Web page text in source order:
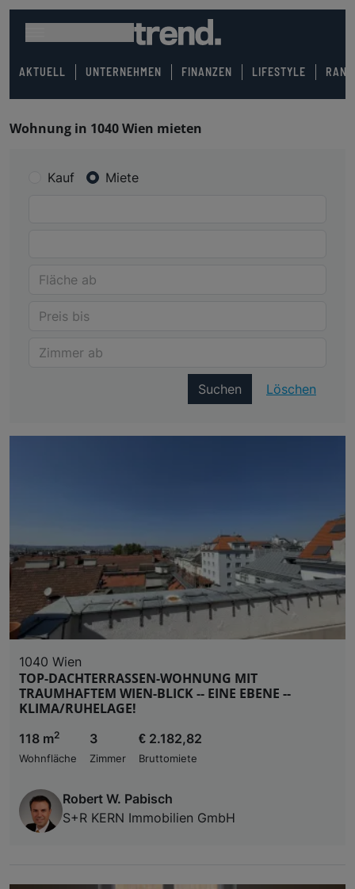
AKTUELL UNTERNEHMEN FINANZEN LIFESTYLE
Wohnung in 1040 Wien mieten
Kauf Miete
Suchen Löschen
1040 Wien
TOP-DACHTERRASSEN-WOHNUNG MIT
TRAUMHAFTEM WIEN-BLICK -- EINE EBENE --
KLIMA/RUHELAGE!
118 m2
Wohnfläche
3
Zimmer
€ 2.182,82
Bruttomiete
Robert W. Pabisch
S+R KERN Immobilien GmbH